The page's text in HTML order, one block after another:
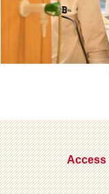
Access